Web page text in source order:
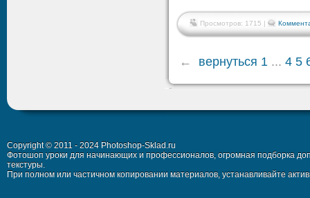
Просмотров: 1715 |
← вернуться 1 ... 4 5
Copyright © 2011 - 2024 Photoshop-Sklad.ru
Фотошоп уроки для начинающих и профессионалов, огромная подборка
текстуры.
При полном или частичном копировании материалов, устанавливайте